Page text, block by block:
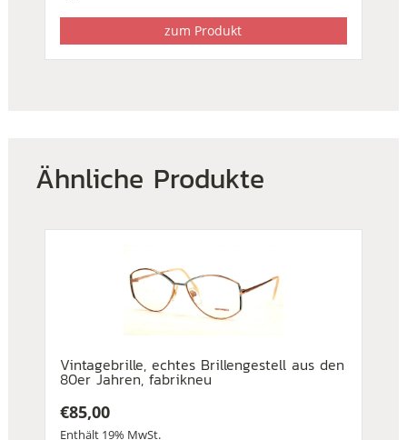
zum Produkt
Ähnliche Produkte
Vintagebrille, echtes Brillengestell aus den
80er Jahren, fabrikneu
€85,00
Enthält 19% MwSt.